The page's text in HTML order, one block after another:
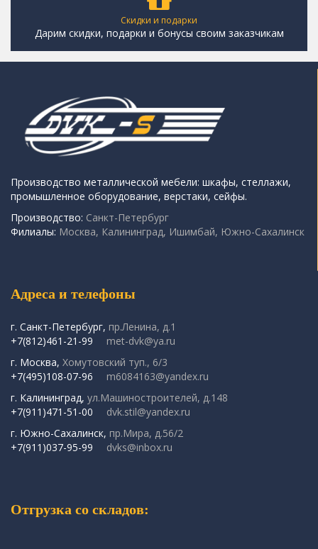
Скидки и подарки
Дарим скидки, подарки и бонусы своим заказчикам
Производство металлической мебели: шкафы, стеллажи,
промышленное оборудование, верстаки, сейфы.
Производство: Санкт-Петербург
Филиалы: Москва, Калининград, Ишимбай, Южно-Сахалинск
Адреса и телефоны
г. Санкт-Петербург, пр.Ленина, д.1
+7(812)461-21-99
met-dvk@ya.ru
г. Москва, Хомутовский туп., 6/3
+7(495)108-07-96
m6084163@yandex.ru
г. Калининград, ул.Машиностроителей, д.148
+7(911)471-51-00
dvk.stil@yandex.ru
г. Южно-Сахалинск, пр.Мира, д.56/2
+7(911)037-95-99
dvks@inbox.ru
Отгрузка со складов: